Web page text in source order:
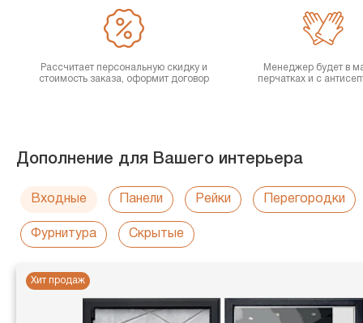
Рассчитает персональную скидку и
стоимость заказа, оформит договор
Менеджер будет в
перчатках и с
Дополнение для Вашего интерьера
Входные Панели Рейки Перегородки
Фурнитура Скрытые
Хит продаж